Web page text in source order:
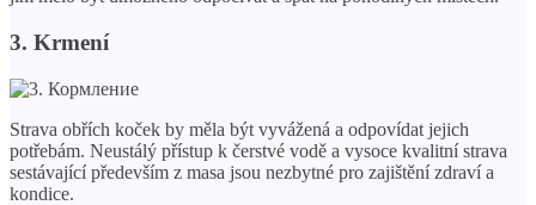
3. Krmení
Strava obřích koček by měla být vyvážená a odpovídat jejich
potřebám. Neustálý přístup k čerstvé vodě a vysoce kvalitní strava
sestávající především z masa jsou nezbytné pro zajištění zdraví a
kondice.